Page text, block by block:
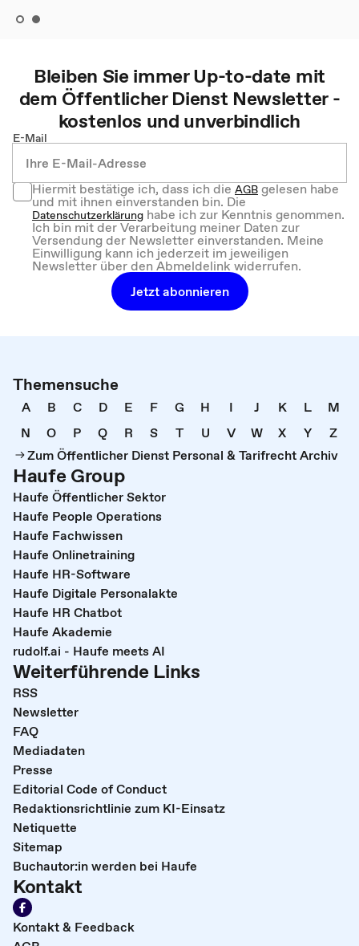
Bleiben Sie immer Up-to-date mit
dem Öffentlicher Dienst Newsletter -
kostenlos und unverbindlich
E-Mail
Hiermit bestätige ich, dass ich dieAGBgelesen habe
und mit ihnen einverstanden bin. Die
Datenschutzerklärung habe ich zur Kenntnis genommen.
Ich bin mit der Verarbeitung meiner Daten zur
Versendung der Newsletter einverstanden. Meine
Einwilligung kann ich jederzeit im jeweiligen
Newsletter über den Abmeldelink widerrufen.
Jetzt abonnieren
Themensuche
A B C D E F G H I J K L
M
N
O P Q R S T U V W X Y
Z
Zum Öffentlicher Dienst Personal & Tarifrecht Archiv
Haufe Group
Haufe Öffentlicher Sektor
Haufe People Operations
Haufe Fachwissen
Haufe Onlinetraining
Haufe HR-Software
Haufe Digitale Personalakte
Haufe HR Chatbot
Haufe Akademie
rudolf.ai - Haufe meets AI
Weiterführende Links
RSS
Newsletter
FAQ
Mediadaten
Presse
Editorial Code of Conduct
Redaktionsrichtlinie zum KI-Einsatz
Netiquette
Sitemap
Buchautor:in werden bei Haufe
Kontakt
Kontakt & Feedback